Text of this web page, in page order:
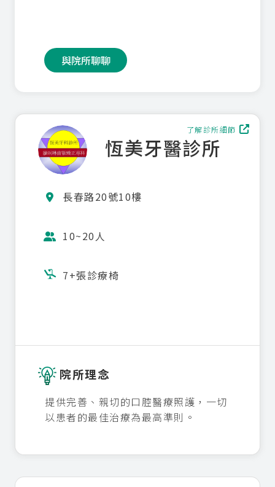
與院所聊聊
了解診所細節
恆美牙醫診所
長春路20號10樓
10~20人
7+張診療椅
院所理念
提供完善、親切的口腔醫療照護，一切
以患者的最佳治療為最高準則。